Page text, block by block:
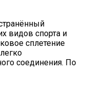
видов спорта и
сплетение
соединения. По